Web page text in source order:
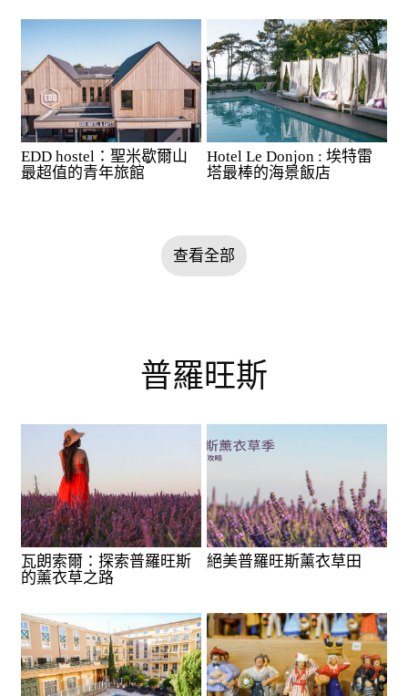
EDD hostel：聖米歇爾山
最超值的青年旅館
Hotel Le Donjon : 埃特雷
塔最棒的海景飯店
查看全部
普羅旺斯
瓦朗索爾：探索普羅旺斯
的薰衣草之路
絕美普羅旺斯薰衣草田